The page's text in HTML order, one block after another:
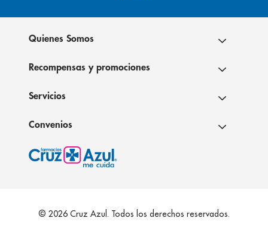
Quienes Somos
Recompensas y promociones
Servicios
Convenios
© 2026 Cruz Azul. Todos los derechos reservados.